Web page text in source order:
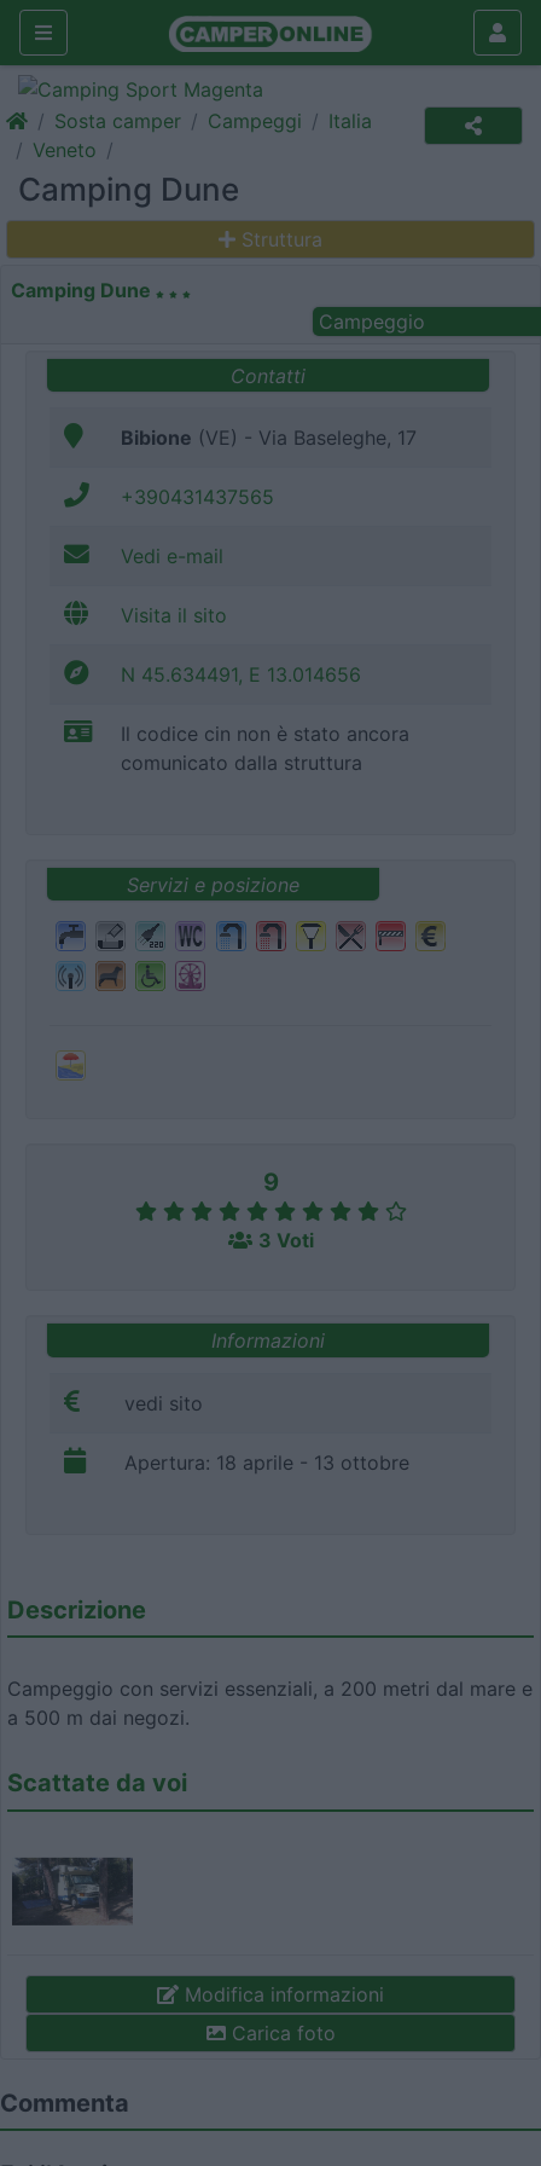
Sosta camper Campeggi
Italia
Veneto
Camping Dune
Struttura
Camping Dune
Campeggio
Contatti
Bibione (VE) - Via Baseleghe, 17
+390431437565
Vedi e-mail
Visita il sito
N 45.634491, E 13.014656
Il codice cin non è stato ancora
comunicato dalla struttura
Servizi e posizione
9
3 Voti
Informazioni
vedi sito
Apertura: 18 aprile - 13 ottobre
Descrizione
Campeggio con servizi essenziali, a 200 metri dal mare e
a 500 m dai negozi.
Scattate da voi
Modifica informazioni
Carica foto
Commenta